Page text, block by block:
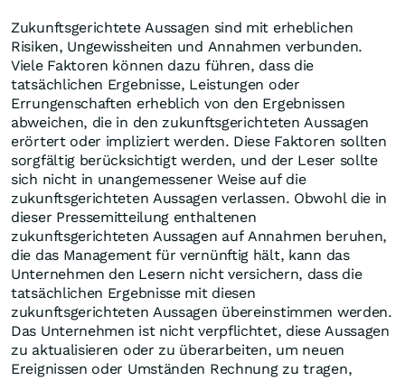
Zukunftsgerichtete Aussagen sind mit erheblichen
Risiken, Ungewissheiten und Annahmen verbunden.
Viele Faktoren können dazu führen, dass die
tatsächlichen Ergebnisse, Leistungen oder
Errungenschaften erheblich von den Ergebnissen
abweichen, die in den zukunftsgerichteten Aussagen
erörtert oder impliziert werden. Diese Faktoren sollten
sorgfältig berücksichtigt werden, und der Leser sollte
sich nicht in unangemessener Weise auf die
zukunftsgerichteten Aussagen verlassen. Obwohl die in
dieser Pressemitteilung enthaltenen
zukunftsgerichteten Aussagen auf Annahmen beruhen,
die das Management für vernünftig hält, kann das
Unternehmen den Lesern nicht versichern, dass die
tatsächlichen Ergebnisse mit diesen
zukunftsgerichteten Aussagen übereinstimmen werden.
Das Unternehmen ist nicht verpflichtet, diese Aussagen
zu aktualisieren oder zu überarbeiten, um neuen
Ereignissen oder Umständen Rechnung zu tragen,